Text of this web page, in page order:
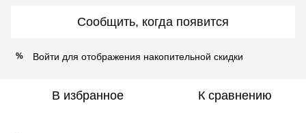
Сообщить, когда появится
% Войти для отображения накопительной скидки
В избранное К сравнению